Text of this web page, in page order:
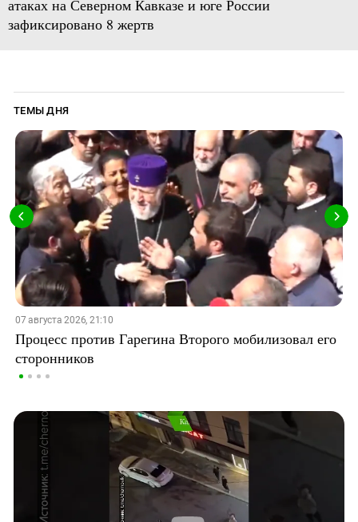
атаках на Северном Кавказе и юге России
зафиксировано 8 жертв
ТЕМЫ ДНЯ
07 августа 2026, 21:10
Процесс против Гарегина Второго мобилизовал его
сторонников